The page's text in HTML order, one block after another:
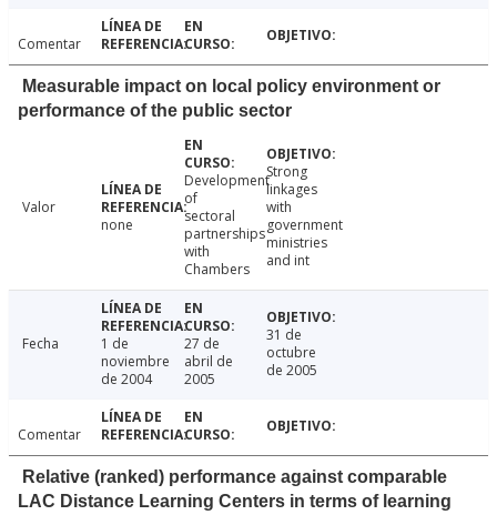
Comentar
Measurable impact on local policy environment or
performance of the public sector
Valor
none
Development
of
sectoral
partnerships
with
Chambers
Strong
linkages
with
government
ministries
and int
Fecha
1 de
noviembre
de 2004
27 de
abril de
2005
31 de
octubre
de 2005
Comentar
Relative (ranked) performance against comparable
LAC Distance Learning Centers in terms of learning